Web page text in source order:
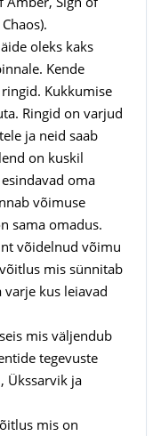
oleks kaks
Kende
Kukkumise
Ringid on varjud
ja neid saab
on kuskil
oma
võimuse
sama omadus.
võidelnud võimu
mis sünnitab
kus leiavad
mis väljendub
tegevuste
Ükssarvik ja
mis on